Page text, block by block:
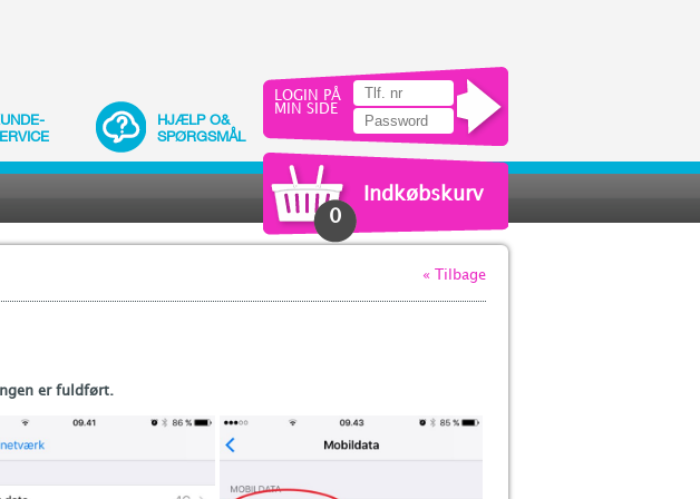
HJÆLP O&
SPØRGSMÅL
LOGIN PÅ
MIN SIDE
0
Indkøbskurv
« Tilbage
er fuldført.